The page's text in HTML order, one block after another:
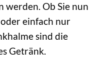
werden. Ob Sie nun
einfach nur
sind die
Getränk.